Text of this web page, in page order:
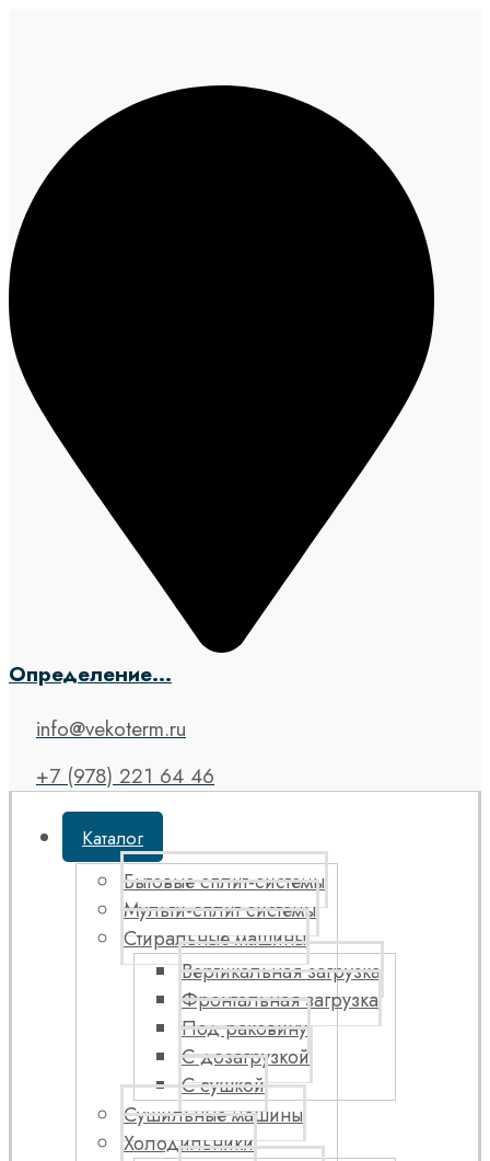
Определение...
info@vekoterm.ru
+7 (978) 221 64 46
Каталог
Бытовые сплит-системы
Мульти-сплит системы
Стиральные машины
Вертикальная загрузка
Фронтальная загрузка
Под раковину
С дозагрузкой
С сушкой
Сушильные машины
Холодильники